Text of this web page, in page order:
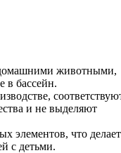
животными,
в бассейн.
и не выделяют
элементов, что делает
с детьми.